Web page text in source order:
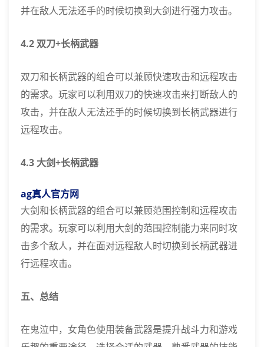
并在敌人无法还手的时候切换到大剑进行强力攻击。
4.2 双刀+长柄武器
双刀和长柄武器的组合可以兼顾快速攻击和远程攻击
的需求。玩家可以利用双刀的快速攻击来打断敌人的
攻击，并在敌人无法还手的时候切换到长柄武器进行
远程攻击。
4.3 大剑+长柄武器
ag真人官方网
大剑和长柄武器的组合可以兼顾范围控制和远程攻击
的需求。玩家可以利用大剑的范围控制能力来同时攻
击多个敌人，并在面对远程敌人时切换到长柄武器进
行远程攻击。
五、总结
在鬼泣中，女角色使用装备武器是提升战斗力和游戏